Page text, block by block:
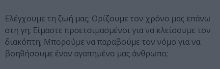
Ελέγχουμε τη ζωή μας; Ορίζουμε τον χρόνο μας επάνω
στη γη; Είμαστε προετοιμασμένοι για να κλείσουμε τον
διακόπτη; Μπορούμε να παραβούμε τον νόμο για να
βοηθήσουμε έναν αγαπημένο μας άνθρωπο;